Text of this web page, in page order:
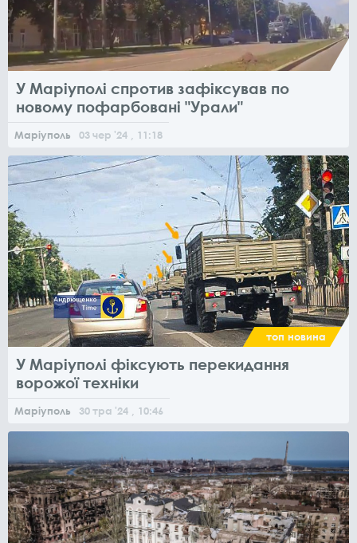
У Маріуполі спротив зафіксував по
новому пофарбовані "Урали"
Маріуполь 03чер '24 , 11:18
топ новина
У Маріуполі фіксують перекидання
ворожої техніки
Маріуполь 30тра '24 , 10:46